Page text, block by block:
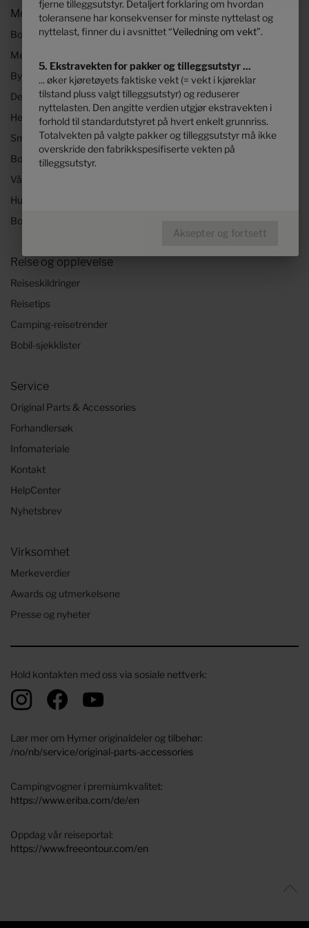
Modeller og teknologier
Bobiler
Mercedes-bobiler
Bybobiler
Delintegrerte bobiler
Helintegrerte bobiler
Små bobiler
Bobiler opptil 3,5 tonn
Våre teknologier
Hurtigstart-bobilvideoer
Bobil og Camper Van konfigurator
Reise og opplevelse
Reiseskildringer
Reisetips
Camping-reisetrender
Bobil-sjekklister
Service
Original Parts & Accessories
Forhandlersøk
Infomateriale
Kontakt
HelpCenter
Nyhetsbrev
Virksomhet
Merkeverdier
Awards og utmerkelsene
Presse og nyheter
Hold kontakten med oss ​​via sosiale nettverk:
Lær mer om Hymer originaldeler og tilbehør:
/no/nb/service/original-parts-accessories
Campingvogner i premiumkvalitet:
https://www.eriba.com/de/en
Oppdag vår reiseportal:
https://www.freeontour.com/en
fjerne tilleggsutstyr. Detaljert forklaring om hvordan
toleransene har konsekvenser for minste nyttelast og
nyttelast, finner du i avsnittet “Veiledning om vekt”.
5. Ekstravekten for pakker og tilleggsutstyr ...
... øker kjøretøyets faktiske vekt (= vekt i kjøreklar
tilstand pluss valgt tilleggsutstyr) og reduserer
nyttelasten. Den angitte verdien utgjør ekstravekten i
forhold til standardutstyret på hvert enkelt grunnriss.
Totalvekten på valgte pakker og tilleggsutstyr må ikke
overskride den fabrikkspesifiserte vekten på
tilleggsutstyr.
Aksepter og fortsett